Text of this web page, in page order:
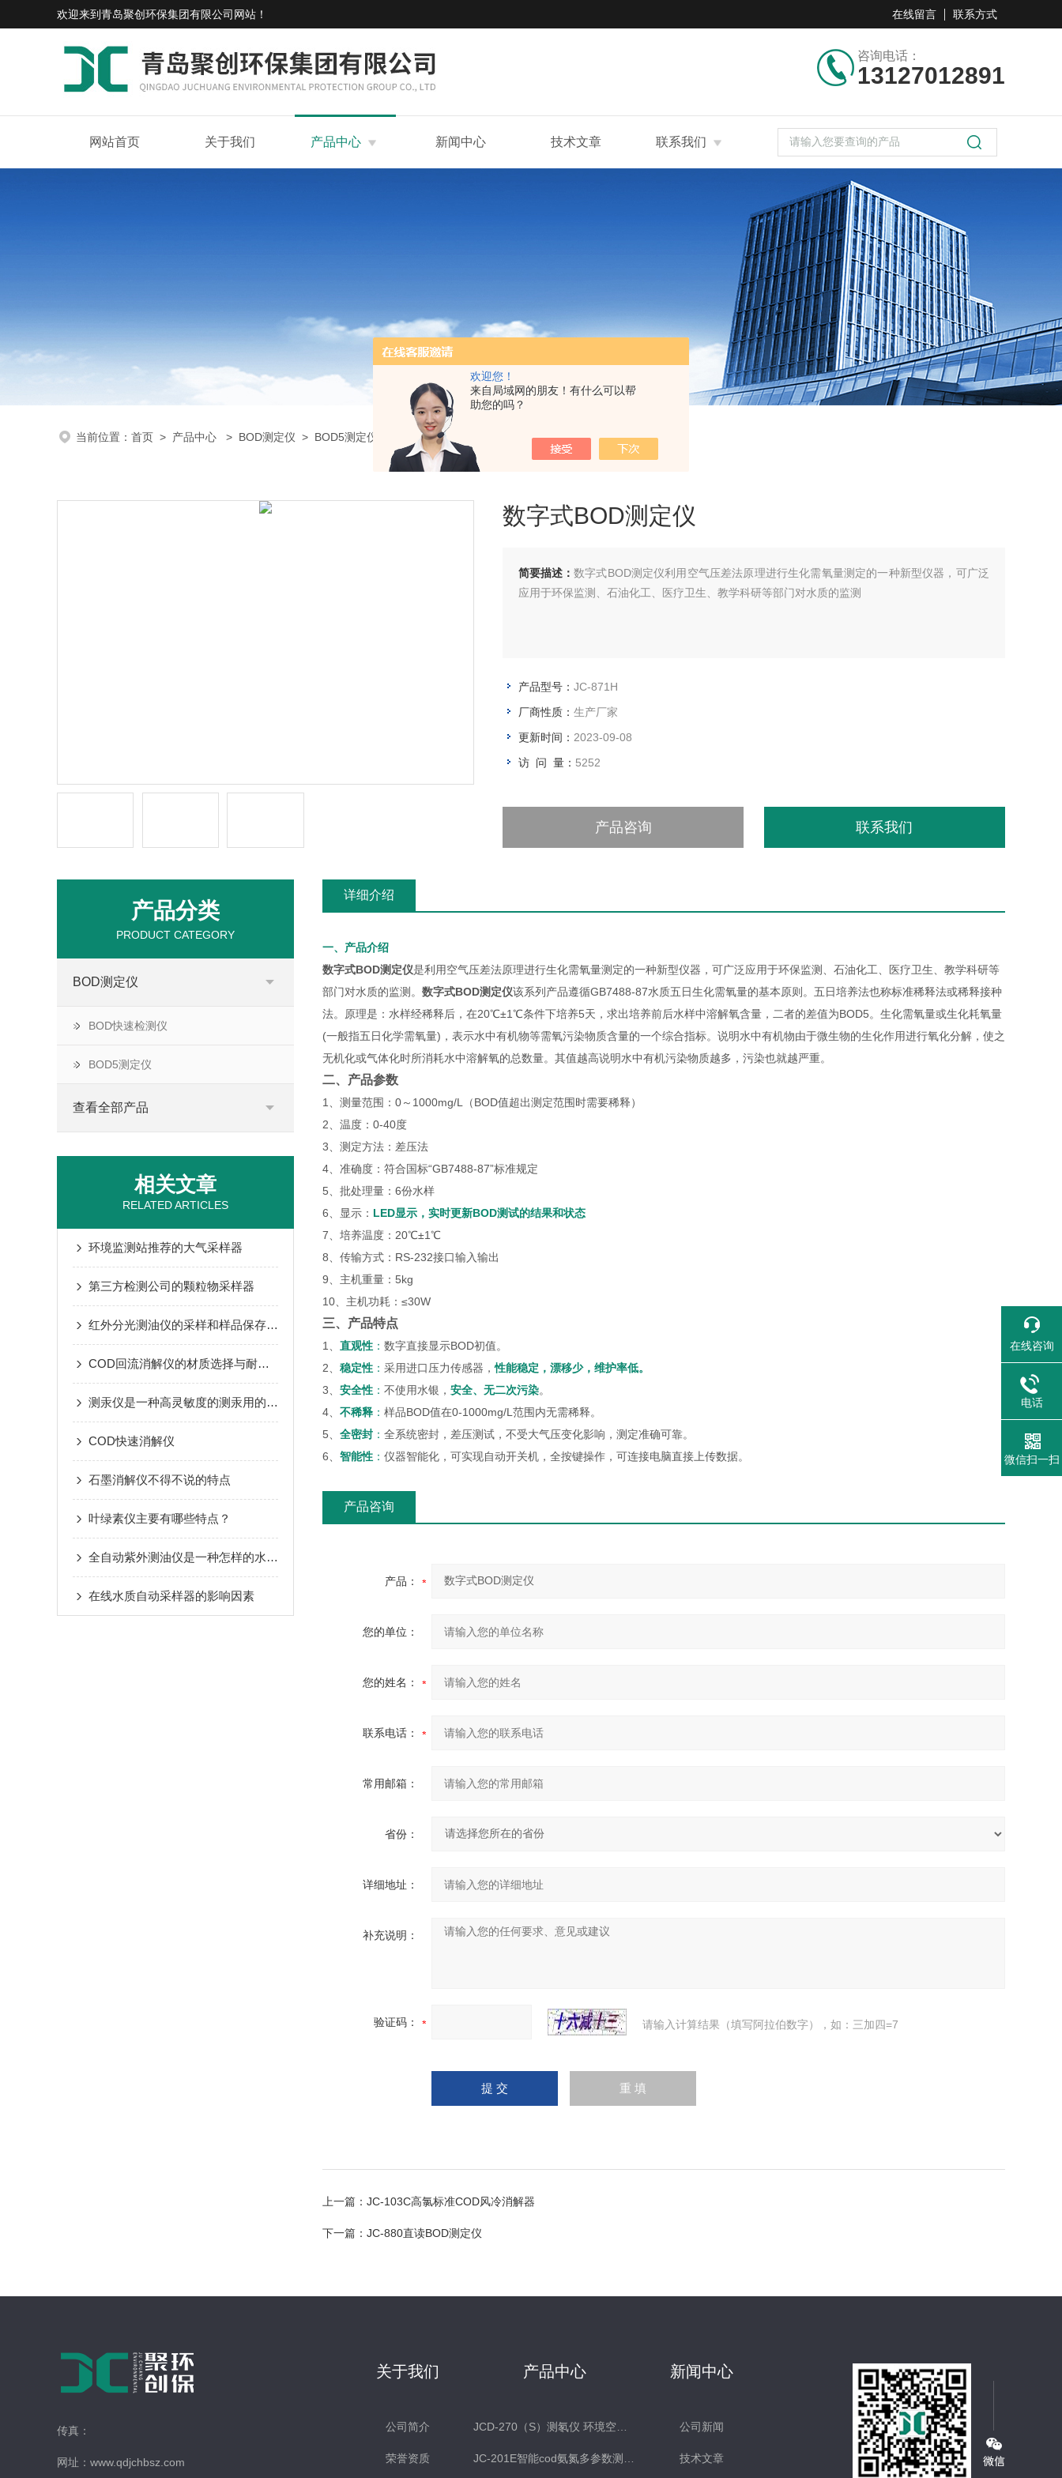
欢迎您！
来自局域网的朋友！有什么可以帮
助您的吗？
欢迎来到青岛聚创环保集团有限公司网站 ！ 在线留言 联系方式
咨询电话：
13127012891
网站首页 关于我们 产品中心 新闻中心 技术文章 联系我们
当前位置： 首页 > 产品中心 > BOD测定仪 > BOD5测定仪 > JC-871H数字式BOD测定仪
数字式BOD测定仪
简要描述： 数字式BOD测定仪利用空气压差法原理进行生化需氧量测定的一种新型仪器，可广泛
应用于环保监测、石油化工、医疗卫生、教学科研等部门对水质的监测
产品型号： JC-871H
厂商性质： 生产厂家
更新时间： 2023-09-08
访 问 量： 5252
产品咨询 联系我们
产品分类
PRODUCT CATEGORY
BOD测定仪
BOD快速检测仪
BOD5测定仪
查看全部产品
相关文章
RELATED ARTICLES
环境监测站推荐的大气采样器
第三方检测公司的颗粒物采样器
红外分光测油仪的采样和样品保存方法
COD回流消解仪的材质选择与耐腐蚀性能
测汞仪是一种高灵敏度的测汞用的原子吸收光谱的仪器
COD快速消解仪
石墨消解仪不得不说的特点
叶绿素仪主要有哪些特点？
全自动紫外测油仪是一种怎样的水质分析设备呢
在线水质自动采样器的影响因素
详细介绍
一、产品介绍
数字式BOD测定仪是利用空气压差法原理进行生化需氧量测定的一种新型仪器，可广泛应用于环保监测、石油化工、医疗卫生、教学科研等
部门对水质的监测。 数字式BOD测定仪该系列产品遵循GB7488-87水质五日生化需氧量的基本原则。五日培养法也称标准稀释法或稀释接种
法。原理是：水样经稀释后，在20℃±1℃条件下培养5天，求出培养前后水样中溶解氧含量，二者的差值为BOD5。生化需氧量或生化耗氧量
(一般指五日化学需氧量)，表示水中有机物等需氧污染物质含量的一个综合指标。说明水中有机物由于微生物的生化作用进行氧化分解，使之
无机化或气体化时所消耗水中溶解氧的总数量。其值越高说明水中有机污染物质越多，污染也就越严重。
二、产品参数
1、测量范围：0～1000mg/L（BOD值超出测定范围时需要稀释）
2、温度：0-40度
3、测定方法：差压法
4、准确度：符合国标“GB7488-87”标准规定
5、批处理量：6份水样
6、显示： LED显示 ，实时更新BOD测试的结果和状态
7、培养温度：20℃±1℃
8、传输方式：RS-232接口输入输出
9、主机重量：5kg
10、主机功耗：≤30W
三、产品特点
1、 直观性 ： 数字直接显示BOD初值。
2、 稳定性 ： 采用进口压力传感器，性能稳定，漂移少，维护率低。
3、 安全性 ： 不使用水银， 安全、无二次污染。
4、 不稀释 ： 样品BOD值在0-1000mg/L范围内无需稀释。
5、 全密封 ： 全系统密封，差压测试，不受大气压变化影响，测定准确可靠。
6、 智能性 ： 仪器智能化，可实现自动开关机，全按键操作，可连接电脑直接上传数据。
产品咨询
产品：
您的单位：
您的姓名：
联系电话：
常用邮箱：
省份：
详细地址：
补充说明：
验证码： 请输入计算结果（填写阿拉伯数字），如：三加四=7
上一篇： JC-103C高氯标准COD风冷消解器
下一篇： JC-880直读BOD测定仪
传真：
网址：www.qdjchbsz.com
关于我们
公司简介
荣誉资质
产品中心 新闻中心
公司新闻
技术文章
在线咨询
电话
微信扫一扫